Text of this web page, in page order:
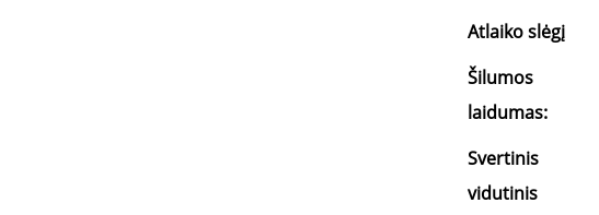
Atlaiko slėgį
Šilumos
laidumas:
Svertinis
vidutinis